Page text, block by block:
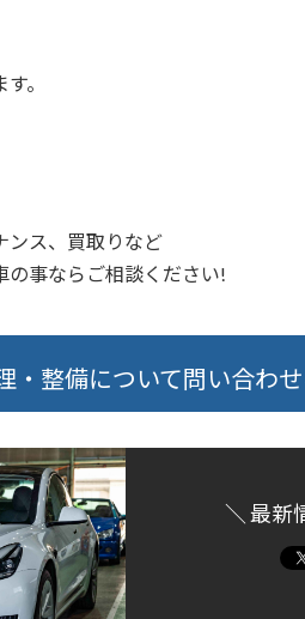
。
ンス、買取りなど
の事ならご相談ください!
・整備について問い合わせ
＼ 最新